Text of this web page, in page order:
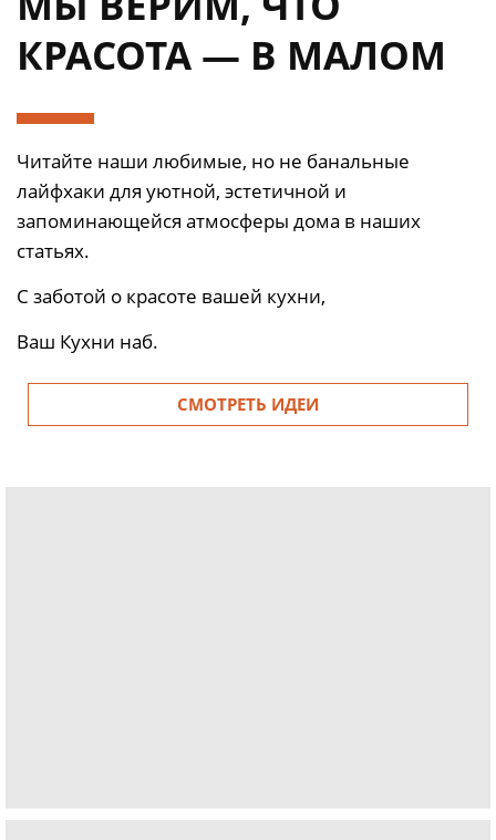
КРАСОТА — В МАЛОМ
Читайте наши любимые, но не банальные
лайфхаки для уютной, эстетичной и
запоминающейся атмосферы дома в наших
статьях.
С заботой о красоте вашей кухни,
Ваш Кухни наб.
СМОТРЕТЬ ИДЕИ